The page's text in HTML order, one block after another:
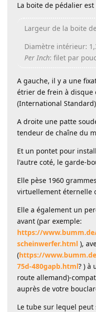
La boite de pédalier est
Largeur de la boite
Diamètre intérieur:
Per Inch: filet par
A gauche, il y a une
étrier de frein à disque
(International
A droite une patte
tendeur de chaîne du
Et un pontet pour
l'autre coté, le garde-
Elle pèse 1960
virtuellement éternelle
Elle a également un
avant (par exemple:
https://
scheinwerfer.html ),
(https://
75d-480gapb.html? ) à
route allemand)-
auprès de votre
Le tube sur lequel